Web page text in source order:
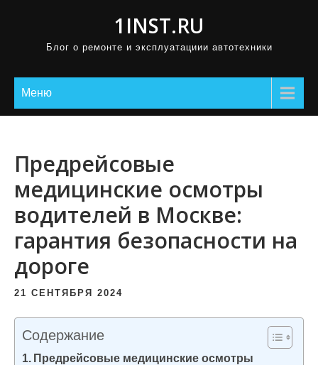
1INST.RU
Блог о ремонте и эксплуатациии автотехники
Меню
Предрейсовые
медицинские осмотры
водителей в Москве:
гарантия безопасности на
дороге
21 СЕНТЯБРЯ 2024
Содержание
Предрейсовые медицинские осмотры